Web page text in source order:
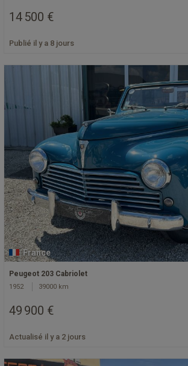
14 500 €
Publié il y a 8 jours
France
Peugeot 203 Cabriolet
1952 39000 km
49 900 €
Actualisé il y a 2 jours